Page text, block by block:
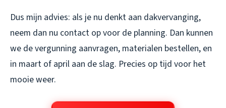
Dus mijn advies: als je nu denkt aan dakvervanging,
neem dan nu contact op voor de planning. Dan kunnen
we de vergunning aanvragen, materialen bestellen, en
in maart of april aan de slag. Precies op tijd voor het
mooie weer.